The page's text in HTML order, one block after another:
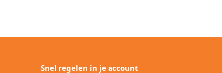
Snel regelen in je account